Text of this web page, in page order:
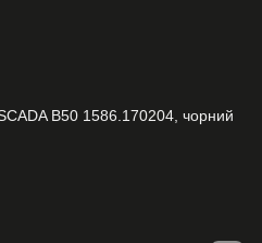
B50 1586.170204, чорний